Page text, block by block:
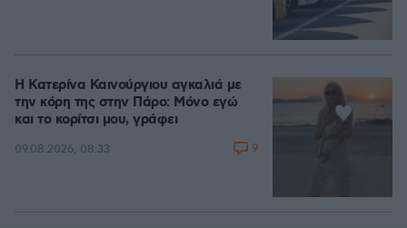
Η Κατερίνα Καινούργιου αγκαλιά με
την κόρη της στην Πάρο: Μόνο εγώ
και το κορίτσι μου, γράφει
09.08.2026, 08:33 9